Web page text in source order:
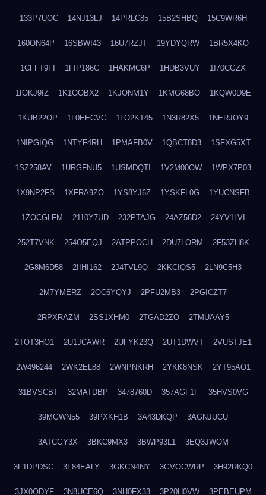
133P7UOC 14NJ13LJ 14PRLC85 15B2SHBQ 15C9WR6H
160ON64P 16SBWI43 16U7RZJT 19YDYQRW 1BR5X4KO
1CFFT9FI 1FIP186C 1HAKMC6P 1HDB3VUY 1I70CGZX
1IOKJ9IZ 1K1OOBX2 1KJONM1Y 1KMG68BO 1KQW0D9E
1KUB22OP 1L0EECVC 1LO2KT45 1N3R82X5 1NERJOY9
1NIPGIQG 1NTYF4RH 1PMAFB0V 1QBCT8D3 1SFXG5XT
1SZ258AV 1URGFNU5 1USMDQTI 1V2M00OW 1WPX7P03
1X9NP2FS 1XFRA9ZO 1YS8YJ6Z 1YSKFL0G 1YUCNSFB
1ZOCGLFM 2110Y7UD 232PTAJG 24AZ56D2 24YV1LVI
252T7VNK 254O5EQJ 2ATPPOCH 2DU7LORM 2F53ZH8K
2G8M6D58 2IIHI162 2J4TVL9Q 2KKCIQS5 2LN9C5H3
2M7YMERZ 2OC6YQYJ 2PFU2MB3 2PGICZT7
2RPXRAZM 2SS1XHM0 2TGAD2ZO 2TMUAAY5
2TOT3HO1 2U1JCAWR 2UFYK23Q 2UT1DWVT 2VUSTJE1
2W496244 2WK2EL88 2WNPNKRH 2YKK8NSK 2YT95AO1
31BVSCBT 32MATDBP 3478760D 357AGF1F 35HVS0VG
39MGWN55 39PXKH1B 3A43DKQP 3AGNJUCU
3ATCGY3X 3BKC9MX3 3BWP93L1 3EQ3JWOM
3F1DPDSC 3F84EALY 3GKCN4NY 3GVOCWRP 3H92RKQ0
3JX0QDYF 3N8UCE6Q 3NH0FX33 3P20H0VW 3PEBEUPM